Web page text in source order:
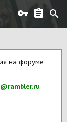
на форуме